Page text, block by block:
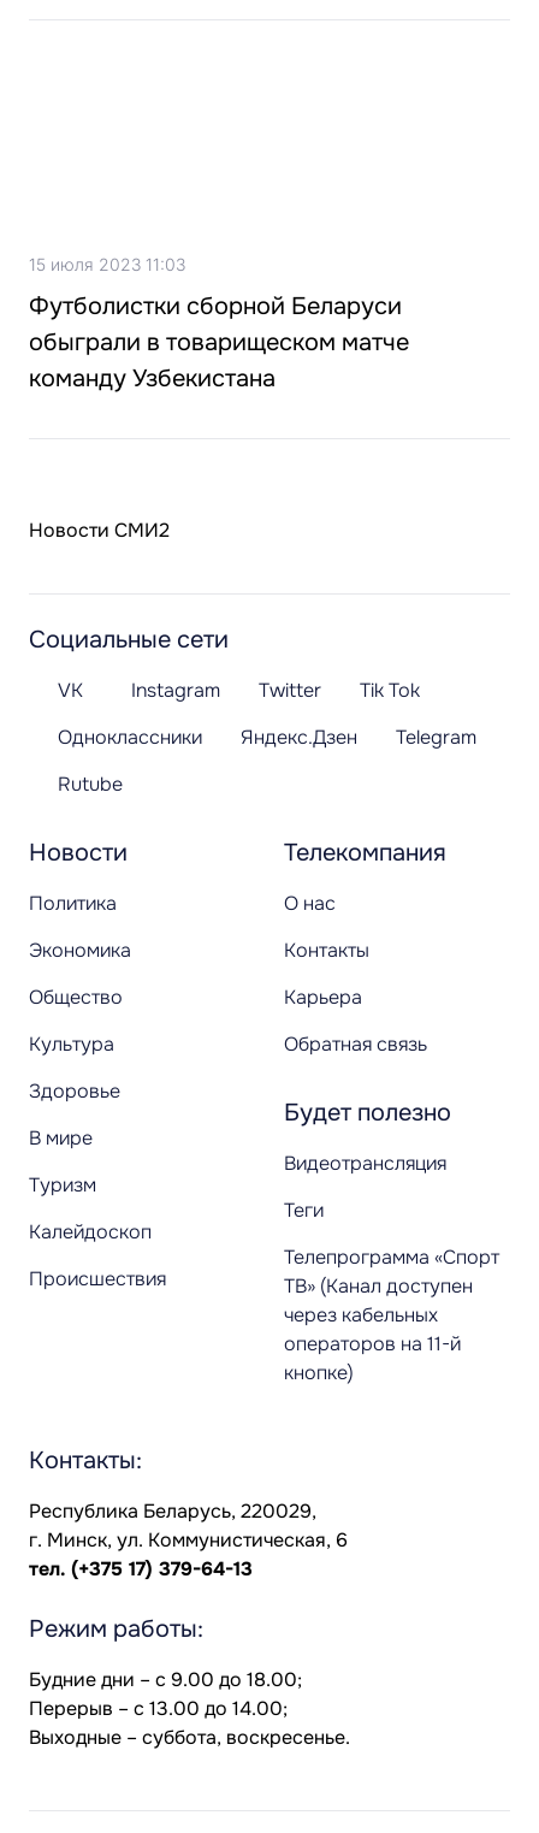
15 июля 2023 11:03
Футболистки сборной Беларуси
обыграли в товарищеском матче
команду Узбекистана
Новости СМИ2
Новости
Политика
Экономика
Общество
Культура
Здоровье
В мире
Туризм
Калейдоскоп
Происшествия
Телекомпания
О нас
Контакты
Карьера
Обратная связь
Будет полезно
Видеотрансляция
Теги
Телепрограмма «Спорт
ТВ» (Канал доступен
через кабельных
операторов на 11-й
кнопке)
Социальные сети
VK Instagram Twitter
Tik Tok
Одноклассники
Яндекс.Дзен
Telegram
Rutube
Контакты:
Республика Беларусь, 220029,
г. Минск, ул. Коммунистическая, 6
тел. (+375 17) 379-64-13
Режим работы:
Будние дни – с 9.00 до 18.00;
Перерыв – с 13.00 до 14.00;
Выходные – суббота, воскресенье.